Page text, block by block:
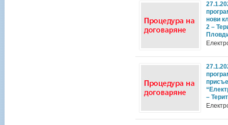
нови
2 –
–